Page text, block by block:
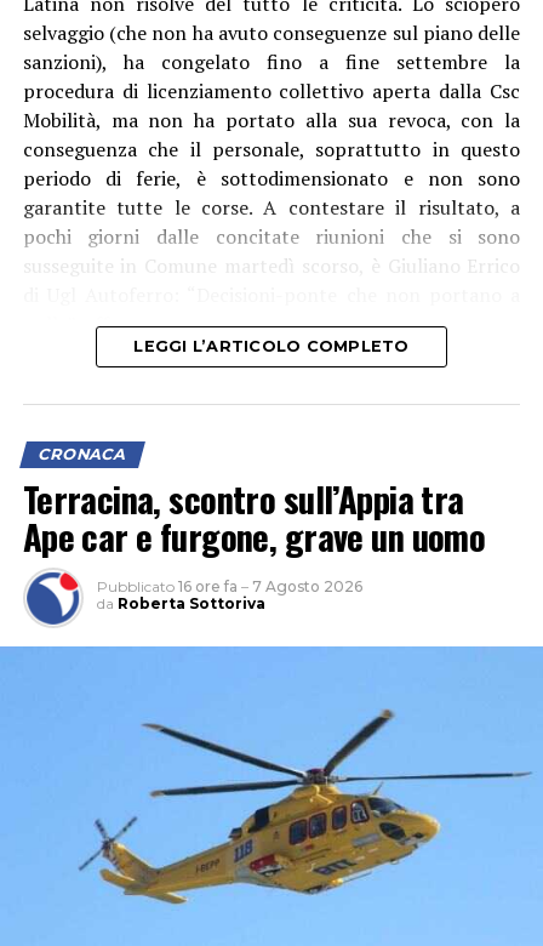
selvaggio (che non ha avuto conseguenze sul piano delle
sanzioni), ha congelato fino a fine settembre la
procedura di licenziamento collettivo aperta dalla Csc
Mobilità, ma non ha portato alla sua revoca, con la
conseguenza che il personale, soprattutto in questo
periodo di ferie, è sottodimensionato e non sono
garantite tutte le corse. A contestare il risultato, a
pochi giorni dalle concitate riunioni che si sono
susseguite in Comune martedì scorso, è Giuliano Errico
nulla”, afferma.
carenza di personale che unita a un parco mezzi che non
è più efficiente ed efficace come dovrebbe essere, non
potrà garantire, secondo noi, per questa estate, un
servizio eccellente. E siamo anche preoccupati per
l’inizio della stagione scolastica, quando andrà garantito
agli studenti il diritto alla mobilità che è sacrosanto”.
LEGGI L’ARTICOLO COMPLETO
CRONACA
Terracina, scontro sull’Appia tra
Ape car e furgone, grave un uomo
Pubblicato 16 ore fa – 7 Agosto 2026
da Roberta Sottoriva